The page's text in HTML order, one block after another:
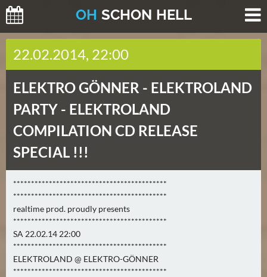
OH SCHON HELL
H
E
T
E
(
0
)
O
R
G
E
N
(
22.02.2014, 22:00
ELEKTRO GÖNNER - ELEKTROLAND
PARTY - ELEKTROLAND
COMPILATION CD RELEASE
SPECIAL !!!
*******************************************
*******************************************
realtime prod. proudly presents
*******************************************
SA 22.02.14 22:00
*******************************************
ELEKTROLAND @ ELEKTRO-GÖNNER
*******************************************